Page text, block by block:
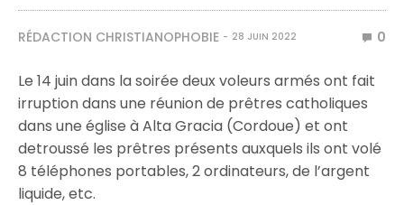
RÉDACTION CHRISTIANOPHOBIE 28 JUIN 2022 0
Le 14 juin dans la soirée deux voleurs armés ont fait
irruption dans une réunion de prêtres catholiques
dans une église à Alta Gracia (Cordoue) et ont
detroussé les prêtres présents auxquels ils ont volé
8 téléphones portables, 2 ordinateurs, de l’argent
liquide, etc.